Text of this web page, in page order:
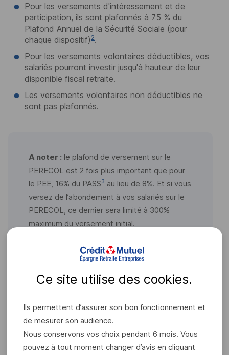
Pour les versements d'intéressement et de
participation, ils sont plafonnés à 75 % du
Plafond Annuel de la Sécurité Sociale (pour
chaque dispositif)2.
Pour les versements volontaires déductibles, vos
salariés pourront investir jusqu'à hauteur de leur
disponible fiscal retraite.
Les versements volontaires non déductibles ne
sont pas plafonnés.
A noter : le plafond de versement sur le
PERECOL est 2 fois plus important que pour
le PEE, 16% du PASS3 au lieu de 8%. Et si vous
versez de l’abondement à vos salariés sur le
PERECOL, ce dernier sera limité à 300%
maximum du versement initial.
pilotée ?
Pour la gestion de leur épargne retraite, vos salariés ont
le choix entre une gestion libre ou une gestion pilotée.
Ce site utilise des cookies.
Ils permettent d’assurer son bon fonctionnement et
de mesurer son audience.
Nous conservons vos choix pendant 6 mois. Vous
pouvez à tout moment changer d’avis en cliquant